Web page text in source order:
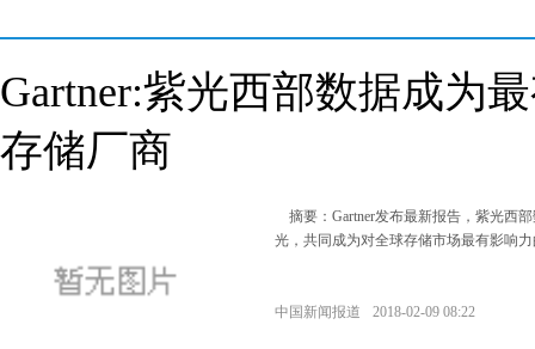
Gartner:紫光西部数据成为
存储厂商
摘要：Gartner发布最新报告，紫光西
光，共同成为对全球存储市场最有影响
中国新闻报道 2018-02-09 08:22